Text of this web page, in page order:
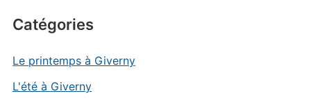
Catégories
Le printemps à Giverny
L'été à Giverny